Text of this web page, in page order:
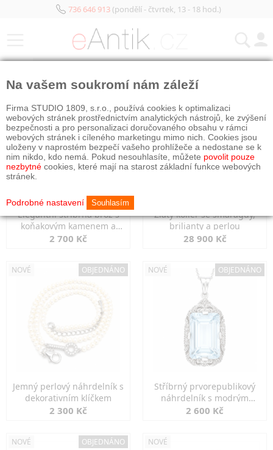
736 646 913(pondělí - čtvrtek, 13 - 18 hod.)
Elegantní stříbrná brož s
koňakovým kamenem a
markazity
2 700 Kč
Zlatý kolier se smaragdy,
brilianty a perlou
28 900 Kč
NOVÉ OBJEDNÁNO
Jemný perlový náhrdelník s
dekorativním klíčkem
2 300 Kč
NOVÉ OBJEDNÁNO
Stříbrný prvorepublikový
náhrdelník s modrým
spinelem
2 600 Kč
NOVÉ OBJEDNÁNO NOVÉ
Na vašem soukromí nám záleží
Firma STUDIO 1809, s.r.o., používá cookies k optimalizaci
webových stránek prostřednictvím analytických nástrojů, ke zvýšení
bezpečnosti a pro personalizaci doručovaného obsahu v rámci
webových stránek i cíleného marketingu mimo nich. Cookies jsou
uloženy v naprostém bezpečí vašeho prohlížeče a nedostane se k
nim nikdo, kdo nemá. Pokud nesouhlasíte, můžete povolit pouze
nezbytné cookies, které mají na starost základní funkce webových
stránek.
Podrobné nastavení Souhlasím